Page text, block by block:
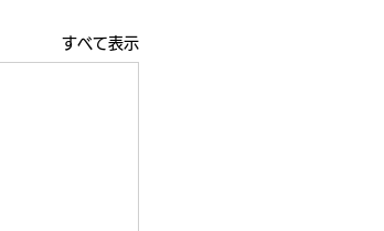
すべて表示